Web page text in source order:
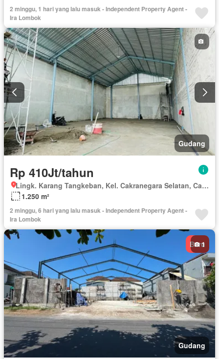
2 minggu, 1 hari yang lalu masuk - Independent Property Agent -
Ira Lombok
Gudang
Rp 410Jt/tahun
Lingk. Karang Tangkeban, Kel. Cakranegara Selatan, Cakranegara Selatan, Mataram, Kec. Sandubaya, Nusa Tenggara Barat
1.250 m²
2 minggu, 6 hari yang lalu masuk - Independent Property Agent -
Ira Lombok
Baru
Gudang
1